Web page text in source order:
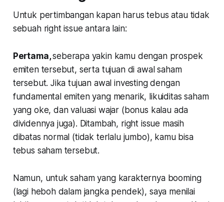
Untuk pertimbangan kapan harus tebus atau tidak
sebuah right issue antara lain:
Pertama,seberapa yakin kamu dengan prospek
emiten tersebut, serta tujuan di awal saham
tersebut. Jika tujuan awal investing dengan
fundamental emiten yang menarik, likuiditas saham
yang oke, dan valuasi wajar (bonus kalau ada
dividennya juga). Ditambah, right issue masih
dibatas normal (tidak terlalu jumbo), kamu bisa
tebus saham tersebut.
Namun, untuk saham yang karakternya booming
(lagi heboh dalam jangka pendek), saya menilai